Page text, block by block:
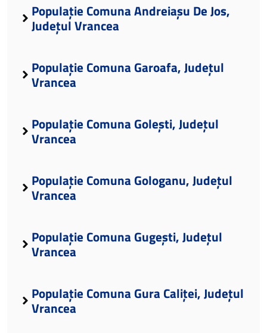
Populație Comuna Andreiașu De Jos,
Județul Vrancea
Populație Comuna Garoafa, Județul
Vrancea
Populație Comuna Golești, Județul
Vrancea
Populație Comuna Gologanu, Județul
Vrancea
Populație Comuna Gugești, Județul
Vrancea
Populație Comuna Gura Caliței, Județul
Vrancea